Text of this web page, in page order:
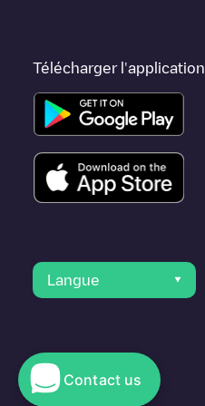
Télécharger l'application
Langue
© 2023 Electromaps
Contact us